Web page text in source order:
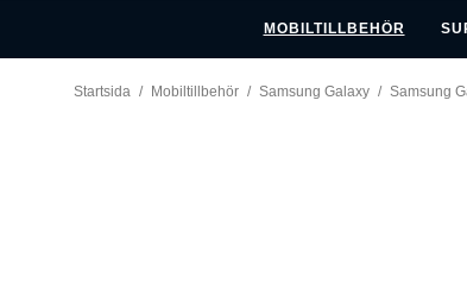
MOBILTILLBEHÖR
Startsida / Mobiltillbehör / Samsung Galaxy / Samsung